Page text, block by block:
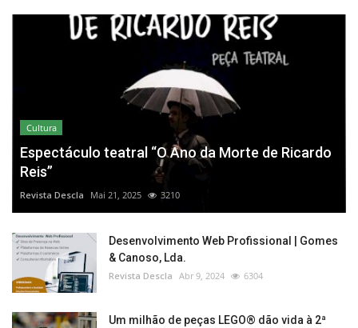
Cultura
Espectáculo teatral “O Ano da Morte de Ricardo
Reis”
Revista Descla Mai 21, 2025 3210
Desenvolvimento Web Profissional | Gomes
& Canoso, Lda.
Revista Descla Abr 9, 2024 6304
Um milhão de peças LEGO® dão vida à 2ª